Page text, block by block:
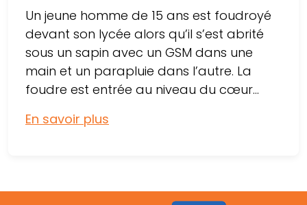
Un jeune homme de 15 ans est foudroyé
devant son lycée alors qu’il s’est abrité
sous un sapin avec un GSM dans une
main et un parapluie dans l’autre. La
foudre est entrée au niveau du cœur...
En savoir plus